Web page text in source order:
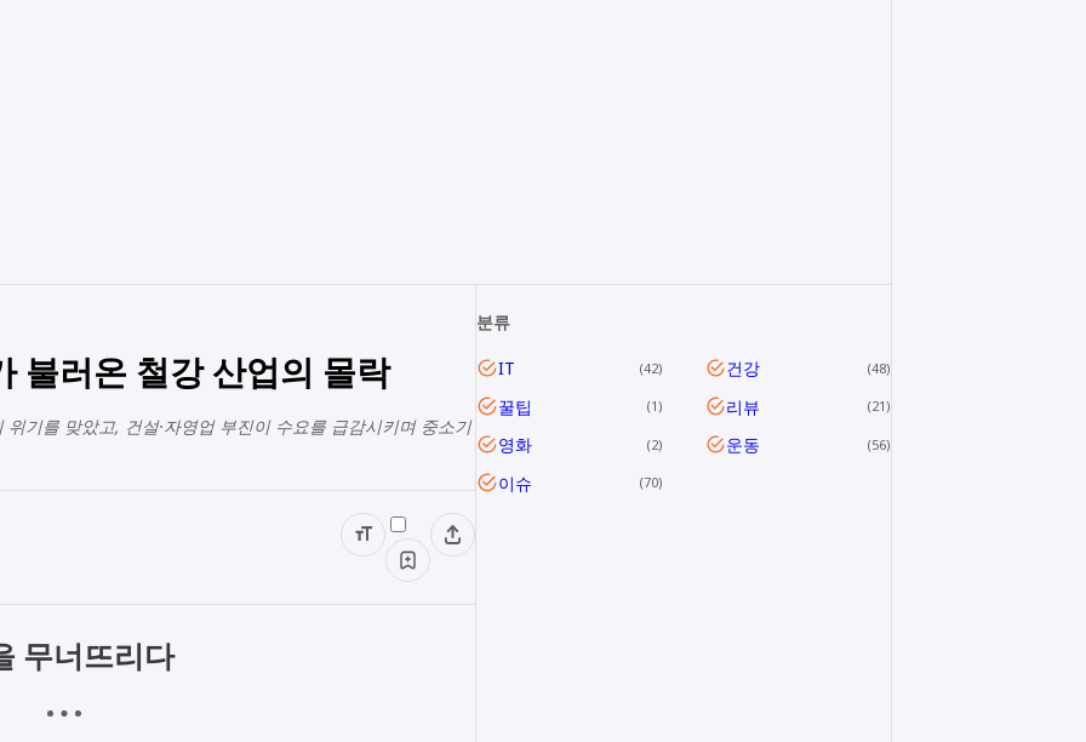
불러온 철강 산업의 몰락
기를 맞았고, 건설·자영업 부진이 수요를 급감시키며 중소기
무너뜨리다
분류
IT 42 건강 48
꿀팁 1 리뷰 21
영화 2 운동 56
이슈 70